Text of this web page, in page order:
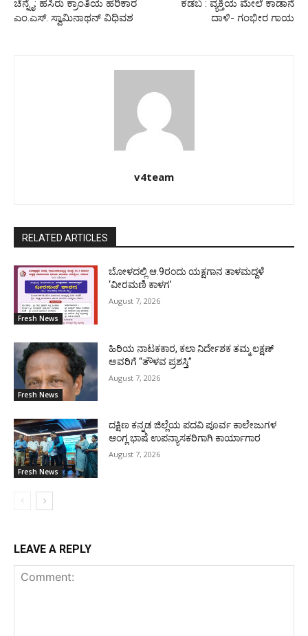
ಚೆನ್ನೈ: ಹಸಿರು ಕ್ರಾಂತಿಯ ಹರಿಕಾರ
ಎಂ.ಎಸ್. ಸ್ವಾಮಿನಾಥನ್ ವಿಧಿವಶ
ಕಡಬ : ವ್ಯಕ್ತಿಯ ಮೇಲೆ ಕಾಡಾನೆ
ದಾಳಿ- ಗಂಭೀರ ಗಾಯ
v4team
RELATED ARTICLES
Fresh News
ಬೋಳದಲ್ಲಿ ಆ.9ರಂದು ಯಕ್ಷಗಾನ ತಾಳಮದ್ದಳೆ
‘ವೀರಮಣಿ ಕಾಳಗ’
August 7, 2026
Fresh News
ಹಿರಿಯ ನಾಟಕಕಾರ, ಕಲಾ ನಿರ್ದೇಶಕ ತಮ್ಮ ಲಕ್ಷಣ್
ಅವರಿಗೆ “ತೌಳವ ಪ್ರಶಸ್ತಿ”
August 7, 2026
Fresh News
ದಕ್ಷಿಣ ಕನ್ನಡ ಜಿಲ್ಲೆಯ ಪದವಿ ಪೂರ್ವ ಕಾಲೇಜುಗಳ
ಆಂಗ್ಲ ಭಾಷೆ ಉಪನ್ಯಾಸಕರಿಗಾಗಿ ಕಾರ್ಯಾಗಾರ
August 7, 2026
LEAVE A REPLY